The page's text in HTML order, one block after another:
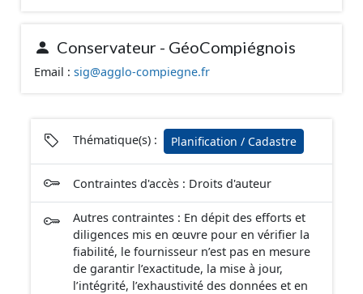
Conservateur - GéoCompiégnois
Email : sig@agglo-compiegne.fr
Thématique(s) : Planification / Cadastre
Contraintes d'accès : Droits d'auteur
Autres contraintes : En dépit des efforts et
diligences mis en œuvre pour en vérifier la
fiabilité, le fournisseur n’est pas en mesure
de garantir l’exactitude, la mise à jour,
l’intégrité, l’exhaustivité des données et en